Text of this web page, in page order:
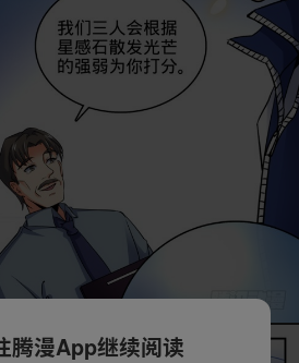
腾漫App继续阅读